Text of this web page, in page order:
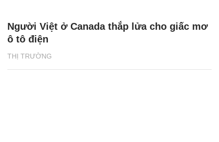
THỊ TRƯỜNG
Người Việt ở Canada thắp lửa cho giấc mơ
ô tô điện